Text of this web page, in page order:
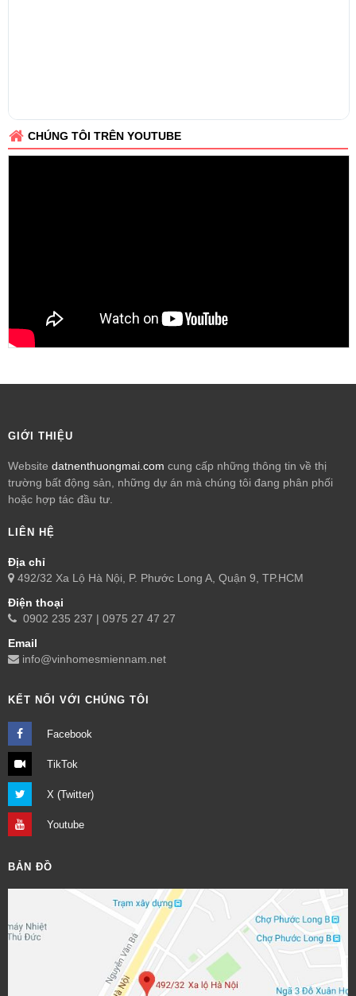
CHÚNG TÔI TRÊN YOUTUBE
GIỚI THIỆU
Website datnenthuongmai.com cung cấp những thông tin về thị
trường bất động sản, những dự án mà chúng tôi đang phân phối
hoặc hợp tác đầu tư.
LIÊN HỆ
Địa chỉ
492/32 Xa Lộ Hà Nội, P. Phước Long A, Quận 9, TP.HCM
Điện thoại
0902 235 237 | 0975 27 47 27
Email
info@vinhomesmiennam.net
KẾT NỐI VỚI CHÚNG TÔI
Facebook
TikTok
X (Twitter)
Youtube
BẢN ĐỒ